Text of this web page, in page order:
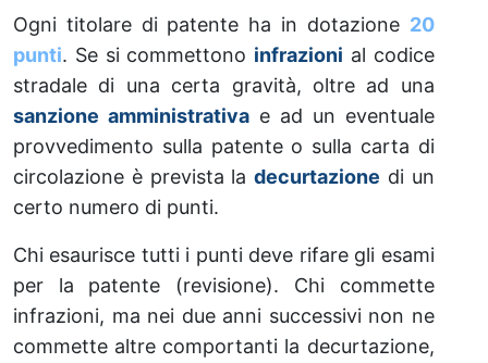
Ogni titolare di patente ha in dotazione 20
punti. Se si commettono infrazioni al codice
stradale di una certa gravità, oltre ad una
sanzione amministrativae ad un eventuale
provvedimento sulla patente o sulla carta di
circolazione è prevista ladecurtazione di un
certo numero di punti.
Chi esaurisce tutti i punti deve rifare gli esami
per la patente (revisione). Chi commette
infrazioni, ma nei due anni successivi non ne
commette altre comportanti la decurtazione,